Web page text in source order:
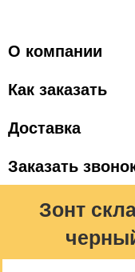
О компании
Как заказать
Доставка
Заказать
Зонт